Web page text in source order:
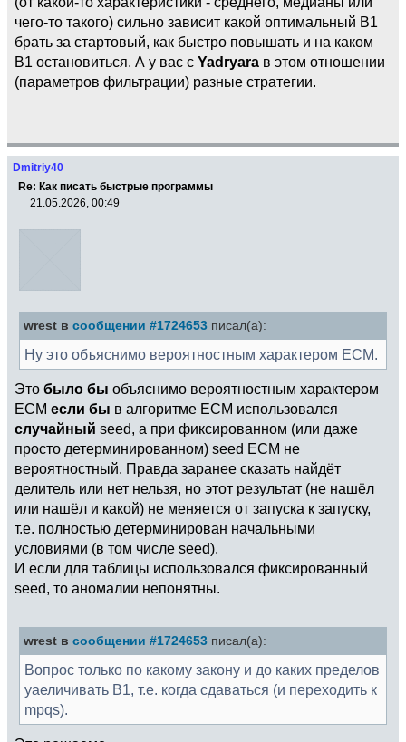
чего-то такого) сильно зависит какой оптимальный B1
брать за стартовый, как быстро повышать и на каком
B1 остановиться. А у вас с Yadryara в этом отношении
(параметров фильтрации) разные стратегии.
Dmitriy40
Re: Как писать быстрые программы
21.05.2026, 00:49
wrest в сообщении #1724653 писал(а):
Ну это объяснимо вероятностным характером ECM.
Это было бы объяснимо вероятностным характером
ECM если бы в алгоритме ECM использовался
случайный seed, а при фиксированном (или даже
просто детерминированном) seed ECM не
вероятностный. Правда заранее сказать найдёт
делитель или нет нельзя, но этот результат (не нашёл
или нашёл и какой) не меняется от запуска к запуску,
т.е. полностью детерминирован начальными
условиями (в том числе seed).
И если для таблицы использовался фиксированный
seed, то аномалии непонятны.
wrest в сообщении #1724653 писал(а):
Вопрос только по какому закону и до каких пределов
уаеличивать B1, т.е. когда сдаваться (и переходить к
mpqs).